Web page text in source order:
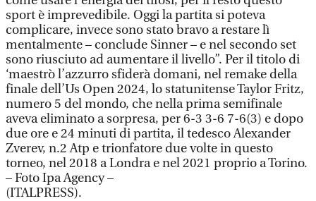
sport è imprevedibile. Oggi la partita si poteva
complicare, invece sono stato bravo a restare lì
mentalmente – conclude Sinner – e nel secondo set
sono riusciuto ad aumentare il livello”. Per il titolo di
‘maestrò l’azzurro sfiderà domani, nel remake della
finale dell’Us Open 2024, lo statunitense Taylor Fritz,
numero 5 del mondo, che nella prima semifinale
aveva eliminato a sorpresa, per 6-3 3-6 7-6(3) e dopo
due ore e 24 minuti di partita, il tedesco Alexander
Zverev, n.2 Atp e trionfatore due volte in questo
torneo, nel 2018 a Londra e nel 2021 proprio a Torino.
– Foto Ipa Agency –
(ITALPRESS).